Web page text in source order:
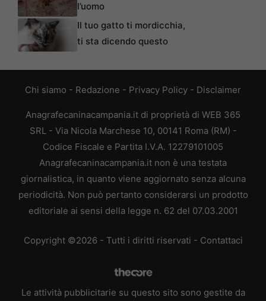
l’uomo
Il tuo gatto ti mordicchia,
ti sta dicendo questo
Chi siamo - Redazione - Privacy Policy - Disclaimer
Anagrafecaninacampania.it di proprietà di WEB 365
SRL - Via Nicola Marchese 10, 00141 Roma (RM) -
Codice Fiscale e Partita I.V.A. 12279101005
Anagrafecaninacampania.it non è una testata
giornalistica, in quanto viene aggiornato senza alcuna
periodicità. Non può pertanto considerarsi un prodotto
editoriale ai sensi della legge n. 62 del 07.03.2001
Copyright ©2026 - Tutti i diritti riservati - Contattaci
Le attività pubblicitarie su questo sito sono gestite da